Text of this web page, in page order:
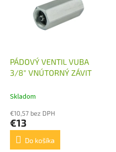
PÁDOVÝ VENTIL VUBA
3/8" VNÚTORNÝ ZÁVIT
Skladom
€10,57 bez DPH
€13
Do košíka